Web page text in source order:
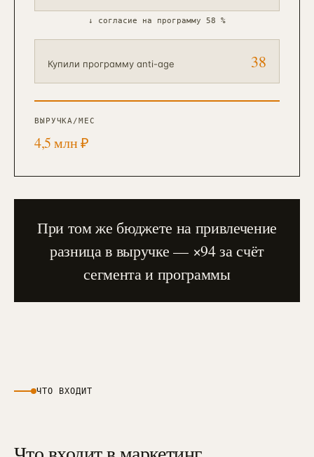
↓ согласие на программу 58 %
Купили программу anti-age 38
ВЫРУЧКА/МЕС
4,5 млн ₽
При том же бюджете на привлечение
разница в выручке — ×94 за счёт
сегмента и программы
ЧТО ВХОДИТ